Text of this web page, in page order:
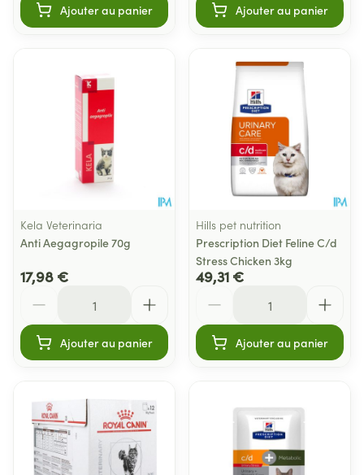
Ajouter au panier Ajouter au panier
Kela Veterinaria
Anti Aegagropile 70g
17,98 €
Ajouter au panier
Hills pet nutrition
Prescription Diet Feline C/d
Stress Chicken 3kg
49,31 €
Ajouter au panier